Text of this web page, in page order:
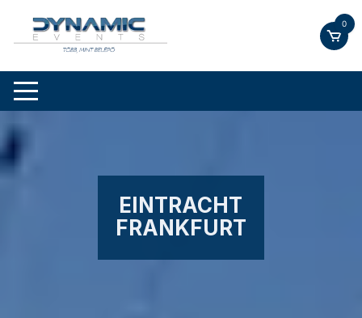
content
0
EINTRACHT
FRANKFURT